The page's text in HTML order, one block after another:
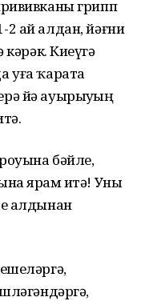
грипп
ай алдан, йәғни
Киҙеүгә
уға ҡарата
йә ауырыуҙың
бәйле,
ярҙам итә! Уны
алдынан